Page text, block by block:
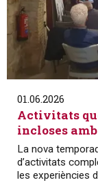
01.06.2026
Activitats
incloses
La nova
d’activitats
les experiències